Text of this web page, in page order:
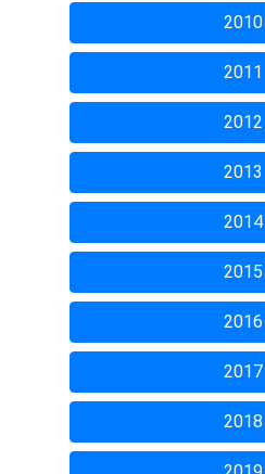
2010
2011
2012
2013
2014
2015
2016
2017
2018